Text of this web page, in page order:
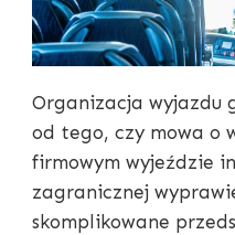
Organizacja wyjazdu
od tego, czy mowa o
firmowym wyjeździe
zagranicznej
skomplikowane